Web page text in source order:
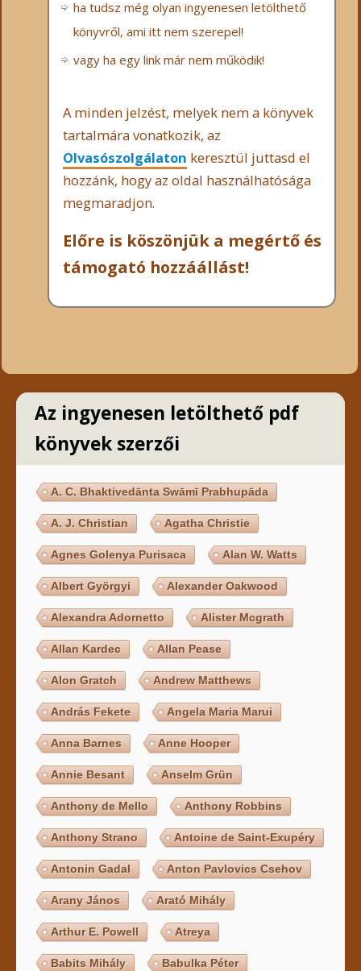
ha tudsz még olyan ingyenesen letölthető
könyvről, ami itt nem szerepel!
vagy ha egy link már nem működik!
A minden jelzést, melyek nem a könyvek
tartalmára vonatkozik, az
Olvasószolgálaton keresztül juttasd el
hozzánk, hogy az oldal használhatósága
megmaradjon.
Előre is köszönjük a megértő és
támogató hozzáállást!
Az ingyenesen letölthető pdf
könyvek szerzői
A. C. Bhaktivedānta Swāmī Prabhupāda
A. J. Christian Agatha Christie
Agnes Golenya Purisaca Alan W. Watts
Albert Györgyi Alexander Oakwood
Alexandra Adornetto Alister Mcgrath
Allan Kardec Allan Pease
Alon Gratch Andrew Matthews
András Fekete Angela Maria Marui
Anna Barnes Anne Hooper
Annie Besant Anselm Grün
Anthony de Mello Anthony Robbins
Anthony Strano Antoine de Saint-Exupéry
Antonin Gadal Anton Pavlovics Csehov
Arany János Arató Mihály
Arthur E. Powell Atreya
Babits Mihály Babulka Péter